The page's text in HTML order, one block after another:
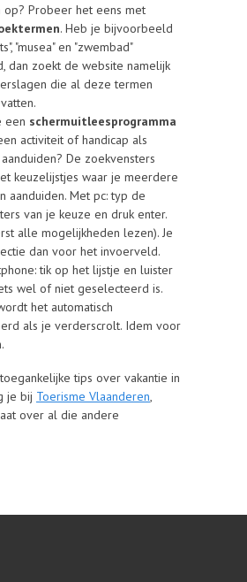
op? Probeer het eens met
. Heb je bijvoorbeeld
"musea" en "zwembad"
dan zoekt de website namelijk
die al deze termen
een schermuitleesprogramma
activiteit of handicap als
De zoekvensters
keuzelijstjes waar je meerdere
aanduiden. Met pc: typ de
van je keuze en druk enter.
alle mogelijkheden lezen). Je
dan voor het invoerveld.
tik op het lijstje en luister
wel of niet geselecteerd is.
het automatisch
als je verderscrolt. Idem voor
tips over vakantie in
je bij Toerisme Vlaanderen,
over al die andere